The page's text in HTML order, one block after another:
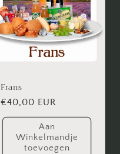
Frans
Normale
prijs
€40,00 EUR
Aan
Winkelmandje
toevoegen